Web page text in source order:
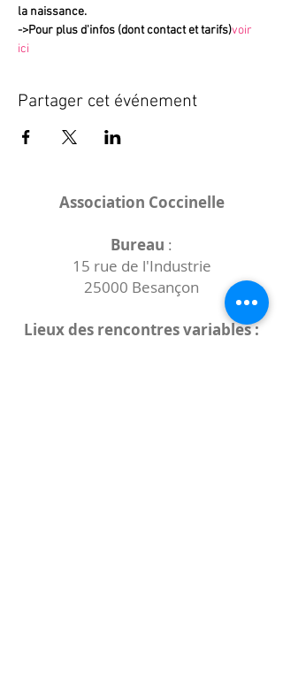
la naissance.
->Pour plus d'infos (dont contact et tarifs)voir
ici
Partager cet événement
Association Coccinelle
Bureau :
15 rue de l'Industrie
25000 Besançon
Lieux des rencontres variables :